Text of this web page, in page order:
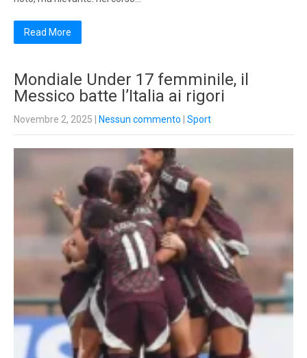
Read More
Mondiale Under 17 femminile, il
Messico batte l’Italia ai rigori
Novembre 2, 2025 Nessun commento Sport